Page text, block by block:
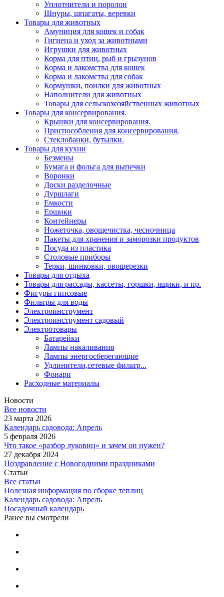
Уплотнители и поролон
Шнуры, шпагаты, веревки
Товары для животных
Амуниция для кошек и собак
Гигиена и уход за животными
Игрушки для животных
Корма для птиц, рыб и грызунов
Корма и лакомства для кошек
Корма и лакомства для собак
Кормушки, поилки для животных
Наполнители для животных
Товары для сельскохозяйственных животных
Товары для консервирования.
Крышки для консервирования.
Приспособления для консервирования.
Стеклобанки, бутылки.
Товары для кухни
Безмены
Бумага и фольга для выпечки
Воронки
Доски разделочные
Дуршлаги
Емкости
Ершики
Контейнеры
Ножеточка, овощечистка, чесночница
Пакеты для хранения и заморозки продуктов
Посуда из пластика
Столовые приборы
Терки, шинковки, овощерезки
Товары для отдыха
Товары для рассады, кассеты, горшки, ящики, и пр.
Фигуры гипсовые
Фильтры для воды
Электроинструмент
Электроинструмент садовый
Электротовары
Батарейки
Лампы накаливания
Лампы энергосберегающие
Удлинители,сетевые фильтр...
Фонари
Расходные материалы
Новости
Все новости
23 марта 2026
Календарь садовода: Апрель
5 февраля 2026
Что такое «разбор луковиц» и зачем он нужен?
27 декабря 2024
Поздравление с Новогодними праздниками
Статьи
Все статьи
Полезная информация по сборке теплиц
Календарь садовода: Апрель
Посадочный календарь
Ранее вы смотрели